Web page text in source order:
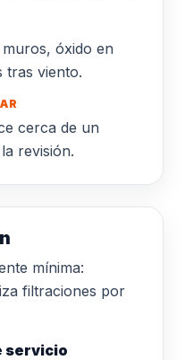
óxido en
tras viento.
cerca de un
revisión.
mínima:
filtraciones por
servicio